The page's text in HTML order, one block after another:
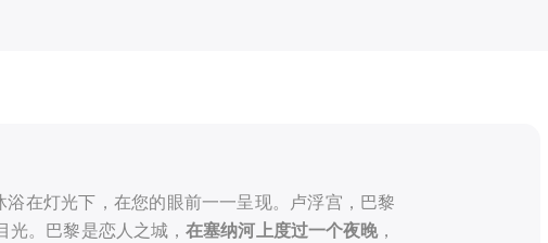
在灯光下，在您的眼前一一呈现。卢浮宫，巴黎
光。巴黎是恋人之城，在塞纳河上度过一个夜晚，